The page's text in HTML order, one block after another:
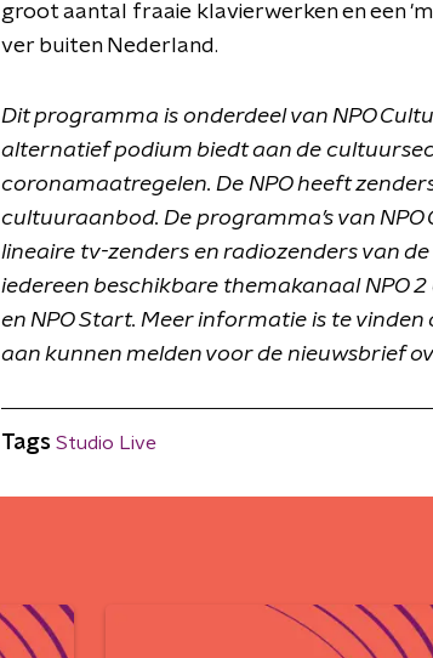
groot aantal fraaie klavierwerken en een
ver buiten Nederland.
Dit programma is onderdeel van NPO
alternatief podium biedt aan de
coronamaatregelen. De NPO heeft
cultuuraanbod. De programma’s van
lineaire tv-zenders en radiozenders van
iedereen beschikbare themakanaal NPO
en NPO Start. Meer informatie is te vinden
aan kunnen melden voor de nieuwsbrief
Tags Studio Live